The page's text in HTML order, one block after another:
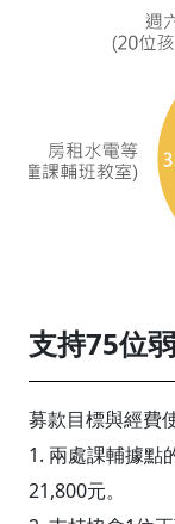
支持75位
募款目標與經費
1. 兩處課輔據點
21,800元。